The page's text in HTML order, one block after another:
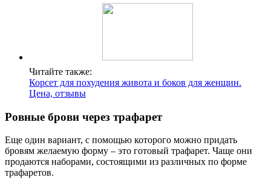
Читайте также:
Корсет для похудения живота и боков для женщин.
Цена, отзывы
Ровные брови через трафарет
Еще один вариант, с помощью которого можно придать
бровям желаемую форму – это готовый трафарет. Чаще они
продаются наборами, состоящими из различных по форме
трафаретов.